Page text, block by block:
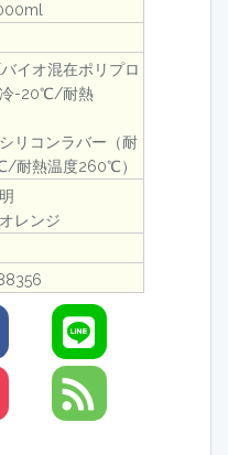
イオ混在ポリプロ
冷-20℃/耐熱
リコンラバー（耐
耐熱温度260℃）
レンジ